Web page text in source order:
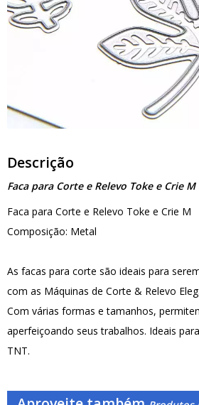
Descrição
Faca para Corte e Relevo Toke e Crie M
Faca para Corte e Relevo Toke e Crie M
Composição: Metal
As facas para corte são ideais para
com as Máquinas de Corte & Relevo
Com várias formas e tamanhos,
aperfeiçoando seus trabalhos. Ideais
TNT.